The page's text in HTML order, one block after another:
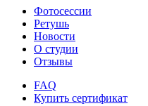
Фотосессии
Ретушь
Новости
О студии
Отзывы
FAQ
Купить сертификат